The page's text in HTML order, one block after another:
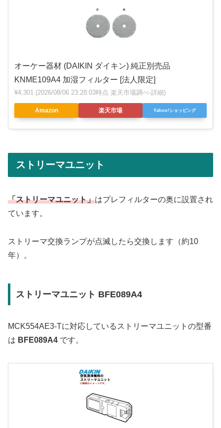
オーケー器材 (DAIKIN ダイキン) 純正別売品
KNME109A4 加湿フィルター [法人限定]
¥4,301 (2026/08/06 23:28:03時点 楽天市場調べ-詳細)
Amazon 楽天市場 Yahoo!ショッピング
ストリーマユニット
「ストリーマユニット」はプレフィルターの奥に設置され
ています。
ストリーマ交換ランプが点滅したら交換します（約10
年）。
ストリーマユニット BFE089A4
MCK554AE3-Tに対応しているストリーマユニットの型番
は BFE089A4 です。